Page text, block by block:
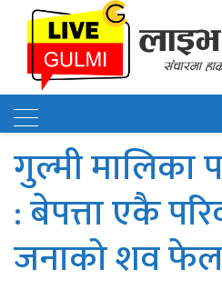
गुल्मी मालिका
: बेपत्ता एकै
जनाको शव